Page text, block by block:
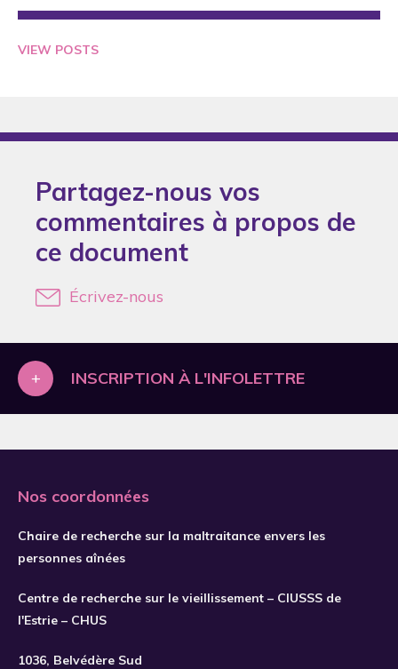
2016
2017
2019
2022
2023
VIEW POSTS
Partagez-nous vos
commentaires à propos de
ce document
Écrivez-nous
+ INSCRIPTION À L'INFOLETTRE
Nos coordonnées
Chaire de recherche sur la maltraitance envers les
personnes aînées
Centre de recherche sur le vieillissement – CIUSSS de
l'Estrie – CHUS
1036, Belvédère Sud